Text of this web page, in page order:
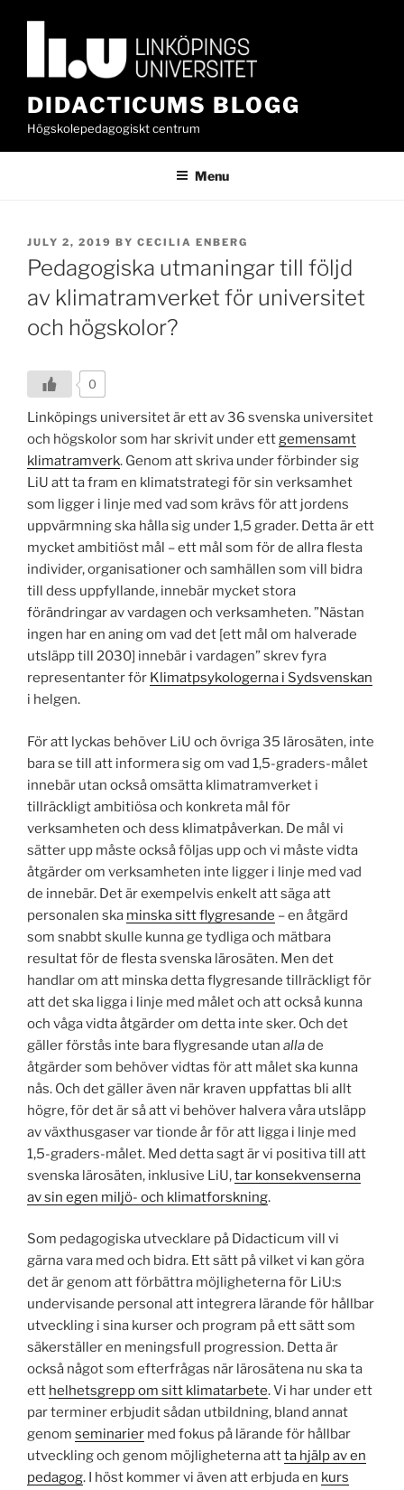
DIDACTICUMS BLOGG
Högskolepedagogiskt centrum
Menu
POSTED
ON
JULY 2, 2019 BY CECILIA ENBERG
Pedagogiska utmaningar till följd
av klimatramverket för universitet
och högskolor?
0
Linköpings universitet är ett av 36 svenska universitet
och högskolor som har skrivit under ettgemensamt
klimatramverk. Genom att skriva under förbinder sig
LiU att ta fram en klimatstrategi för sin verksamhet
som ligger i linje med vad som krävs för att jordens
uppvärmning ska hålla sig under 1,5 grader. Detta är ett
mycket ambitiöst mål – ett mål som för de allra flesta
individer, organisationer och samhällen som vill bidra
till dess uppfyllande, innebär mycket stora
förändringar av vardagen och verksamheten. ”Nästan
ingen har en aning om vad det [ett mål om halverade
utsläpp till 2030] innebär i vardagen” skrev fyra
representanter för Klimatpsykologerna i Sydsvenskan
i helgen.
För att lyckas behöver LiU och övriga 35 lärosäten, inte
bara se till att informera sig om vad 1,5-graders-målet
innebär utan också omsätta klimatramverket i
tillräckligt ambitiösa och konkreta mål för
verksamheten och dess klimatpåverkan. De mål vi
sätter upp måste också följas upp och vi måste vidta
åtgärder om verksamheten inte ligger i linje med vad
de innebär. Det är exempelvis enkelt att säga att
personalen ska minska sitt flygresande – en åtgärd
som snabbt skulle kunna ge tydliga och mätbara
resultat för de flesta svenska lärosäten. Men det
handlar om att minska detta flygresande tillräckligt för
att det ska ligga i linje med målet och att också kunna
och våga vidta åtgärder om detta inte sker. Och det
gäller förstås inte bara flygresande utan allade
åtgärder som behöver vidtas för att målet ska kunna
nås. Och det gäller även när kraven uppfattas bli allt
högre, för det är så att vi behöver halvera våra utsläpp
av växthusgaser var tionde år för att ligga i linje med
1,5-graders-målet. Med detta sagt är vi positiva till att
svenska lärosäten, inklusive LiU,tar konsekvenserna
av sin egen miljö- och klimatforskning.
Som pedagogiska utvecklare på Didacticum vill vi
gärna vara med och bidra. Ett sätt på vilket vi kan göra
det är genom att förbättra möjligheterna för LiU:s
undervisande personal att integrera lärande för hållbar
utveckling i sina kurser och program på ett sätt som
säkerställer en meningsfull progression. Detta är
också något som efterfrågas när lärosätena nu ska ta
ett helhetsgrepp om sitt klimatarbete. Vi har under ett
par terminer erbjudit sådan utbildning, bland annat
genom seminarier med fokus på lärande för hållbar
utveckling och genom möjligheterna attta hjälp av en
pedagog. I höst kommer vi även att erbjuda en kurs